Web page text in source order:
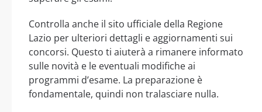
Controlla anche il sito ufficiale della Regione
Lazio per ulteriori dettagli e aggiornamenti sui
concorsi. Questo ti aiuterà a rimanere informato
sulle novità e le eventuali modifiche ai
programmi d’esame. La preparazione è
fondamentale, quindi non tralasciare nulla.